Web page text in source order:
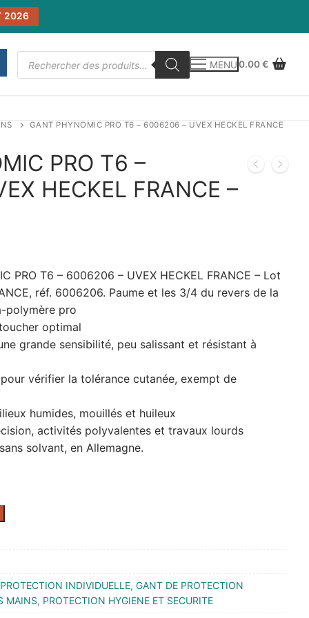
2026
Recherche
de
produits
MENU0.00€
GANT PHYNOMIC PRO T6 – 6006206 – UVEX HECKEL FRANCE
PRO T6 –
HECKEL FRANCE –
PRO T6 – 6006206 – UVEX HECKEL FRANCE – Lot
réf. 6006206. Paume et les 3/4 du revers de la
polymère pro
optimal
grande sensibilité, peu salissant et résistant à
vérifier la tolérance cutanée, exempt de
humides, mouillés et huileux
activités polyvalentes et travaux lourds
solvant, en Allemagne.
INDIVIDUELLE, GANT DE PROTECTION
MAINS, PROTECTION HYGIENE ET SECURITE